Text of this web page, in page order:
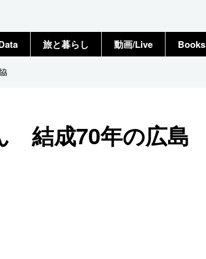
旅と暮らし 動画/Live Books
結成70年の広島